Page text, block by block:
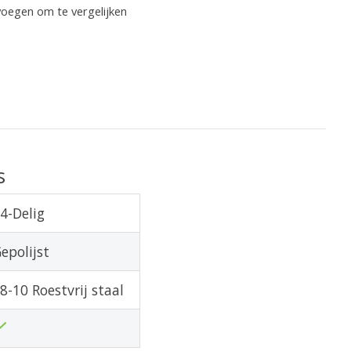
om te vergelijken
Delig
10 Roestvrij staal